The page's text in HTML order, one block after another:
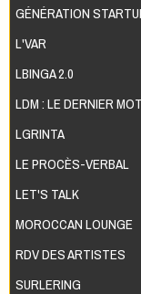
GÉNÉRATION
L'VAR
LBINGA 2.0
LDM : LE DERNIER MOT
LGRINTA
LE PROCÈS-VERBAL
LET'S TALK
MOROCCAN LOUNGE
RDV DES ARTISTES
SURLERING